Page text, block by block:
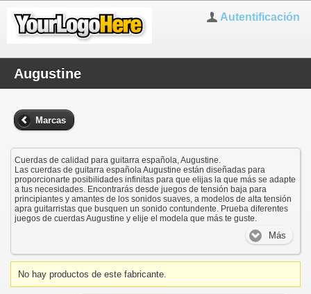
Autentificación
Augustine
Marcas
Cuerdas de calidad para guitarra española, Augustine.
Las cuerdas de guitarra española Augustine están diseñadas para
proporcionarte posibilidades infinitas para que elijas la que más se adapte
a tus necesidades. Encontrarás desde juegos de tensión baja para
principiantes y amantes de los sonidos suaves, a modelos de alta tensión
apra guitarristas que busquen un sonido contundente. Prueba diferentes
juegos de cuerdas Augustine y elije el modela que más te guste.
Más
No hay productos de este fabricante.